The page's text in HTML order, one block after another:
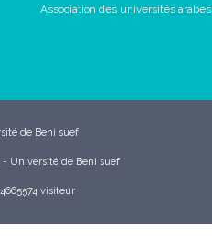
Association des universités arabes
de Beni suef
Université de Beni suef
visiteur